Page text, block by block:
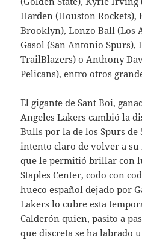
Harden (Houston Rockets),
Brooklyn), Lonzo Ball (Los
Gasol (San Antonio
TrailBlazers) o Anthony
Pelicans), entro otros
El gigante de Sant Boi,
Angeles Lakers cambió la
Bulls por la de los Spurs
intento claro de volver a
que le permitió brillar con
Staples Center, codo con
hueco español dejado por
Lakers lo cubre esta
Calderón quien, pasito a
que discreta se ha labrado